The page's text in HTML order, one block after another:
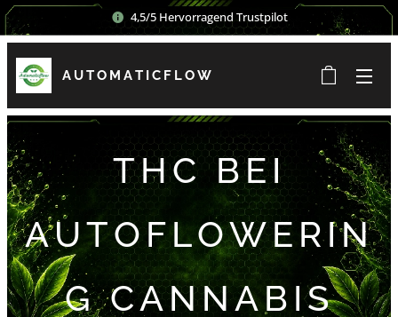
4,5/5 Hervorragend Trustpilot
AUTOMATICFLOW
THC BEI
AUTOFLOWERIN
G CANNABIS